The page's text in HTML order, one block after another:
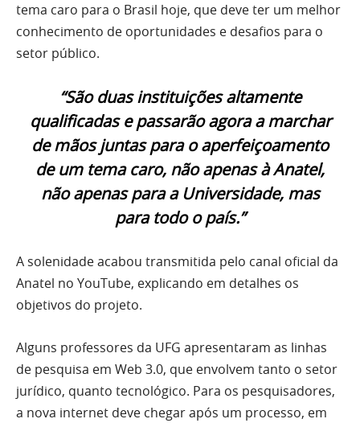
tema caro para o Brasil hoje, que deve ter um melhor
conhecimento de oportunidades e desafios para o
setor público.
“São duas instituições altamente
qualificadas e passarão agora a marchar
de mãos juntas para o aperfeiçoamento
de um tema caro, não apenas à Anatel,
não apenas para a Universidade, mas
para todo o país.”
A solenidade acabou transmitida pelo canal oficial da
Anatel no YouTube, explicando em detalhes os
objetivos do projeto.
Alguns professores da UFG apresentaram as linhas
de pesquisa em Web 3.0, que envolvem tanto o setor
jurídico, quanto tecnológico. Para os pesquisadores,
a nova internet deve chegar após um processo, em